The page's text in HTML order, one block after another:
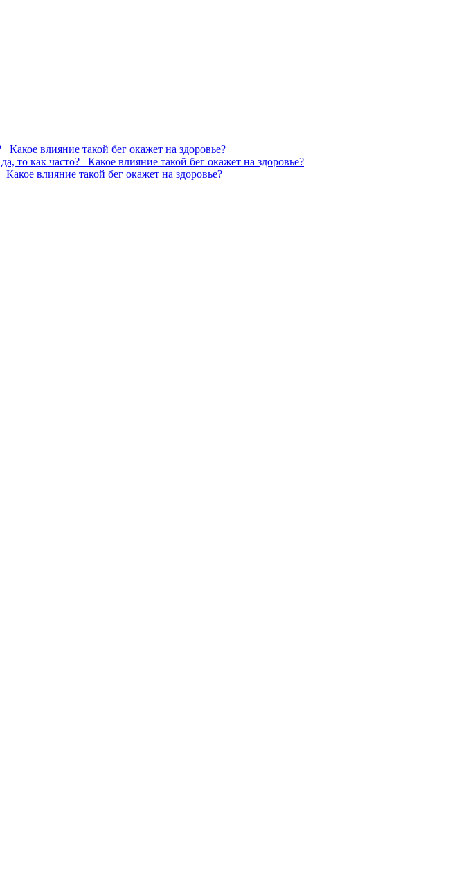
Какое влияние такой бег окажет на здоровье?
то как часто? Какое влияние такой бег окажет на здоровье?
влияние такой бег окажет на здоровье?